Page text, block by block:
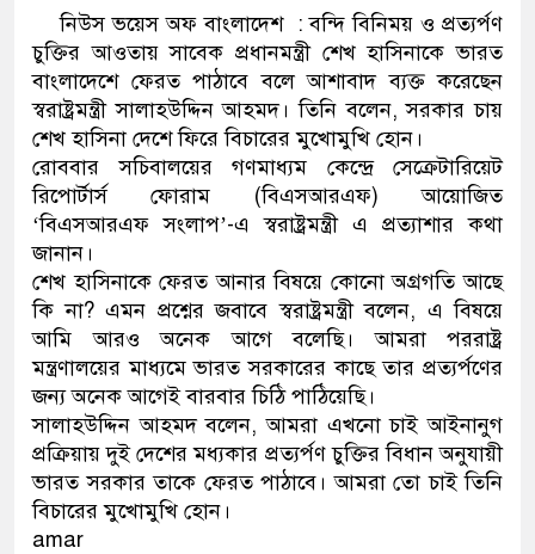
নেতৃত্ব ও গণতন্ত্রের মূর্তমান
যে ভাবে ডেভিড ইমনের কাছে
‘আজহার খান’
অবৈধ বিদেশি পিস্তল,
জড়িত কিশোর গ্যাংয়ের চার শিশু
ডাকাতির প্রস্তুতিকালে
থানা পুলিশ
নিউস ভয়েস অফ বাংলাদেশ : বন্দি বিনিময় ও প্রত্যর্পণ
চুক্তির আওতায় সাবেক প্রধানমন্ত্রী শেখ হাসিনাকে ভারত
বাংলাদেশে ফেরত পাঠাবে বলে আশাবাদ ব্যক্ত করেছেন
স্বরাষ্ট্রমন্ত্রী সালাহউদ্দিন আহমদ। তিনি বলেন, সরকার চায়
শেখ হাসিনা দেশে ফিরে বিচারের মুখোমুখি হোন।
রোববার সচিবালয়ের গণমাধ্যম কেন্দ্রে সেক্রেটারিয়েট
রিপোর্টার্স ফোরাম (বিএসআরএফ) আয়োজিত
‘বিএসআরএফ সংলাপ’-এ স্বরাষ্ট্রমন্ত্রী এ প্রত্যাশার কথা
জানান।
শেখ হাসিনাকে ফেরত আনার বিষয়ে কোনো অগ্রগতি আছে
কি না? এমন প্রশ্নের জবাবে স্বরাষ্ট্রমন্ত্রী বলেন, এ বিষয়ে
আমি আরও অনেক আগে বলেছি। আমরা পররাষ্ট্র
মন্ত্রণালয়ের মাধ্যমে ভারত সরকারের কাছে তার প্রত্যর্পণের
জন্য অনেক আগেই বারবার চিঠি পাঠিয়েছি।
সালাহউদ্দিন আহমদ বলেন, আমরা এখনো চাই আইনানুগ
প্রক্রিয়ায় দুই দেশের মধ্যকার প্রত্যর্পণ চুক্তির বিধান অনুযায়ী
ভারত সরকার তাকে ফেরত পাঠাবে। আমরা তো চাই তিনি
বিচারের মুখোমুখি হোন।
amar